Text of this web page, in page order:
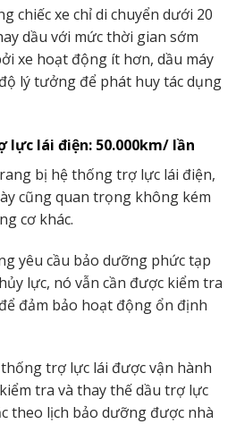
chiếc xe chỉ di chuyển dưới 20
dầu với mức thời gian sớm
xe hoạt động ít hơn, dầu máy
lý tưởng để phát huy tác dụng
lực lái điện: 50.000km/ lần
bị hệ thống trợ lực lái điện,
cũng quan trọng không kém
cơ khác.
yêu cầu bảo dưỡng phức tạp
lực, nó vẫn cần được kiểm tra
đảm bảo hoạt động ổn định
trợ lực lái được vận hành
tra và thay thế dầu trợ lực
theo lịch bảo dưỡng được nhà